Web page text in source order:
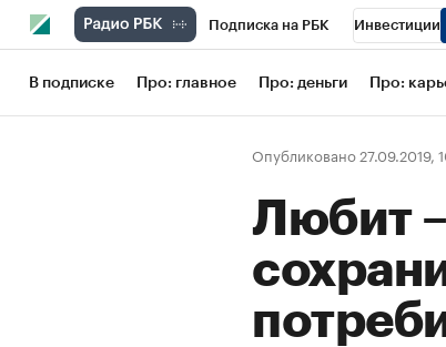
Подписка на РБК Инвестиции
Школа управления РБК РБК
Рынок наличной валюты
В подписке Про: главное Про: деньги Про:
Опубликовано 27.09.2019,
Любит